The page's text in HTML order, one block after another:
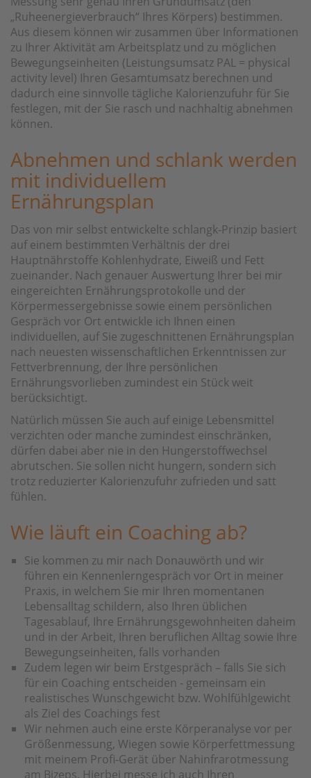
„Ruheenergieverbrauch“ Ihres Körpers) bestimmen.
Aus diesem können wir zusammen über Informationen
zu Ihrer Aktivität am Arbeitsplatz und zu möglichen
Bewegungseinheiten (Leistungsumsatz PAL = physical
activity level) Ihren Gesamtumsatz berechnen und
dadurch eine sinnvolle tägliche Kalorienzufuhr für Sie
festlegen, mit der Sie rasch und nachhaltig abnehmen
können.
Abnehmen und schlank werden
mit individuellem
Ernährungsplan
Das von mir selbst entwickelte schlangk-Prinzip basiert
auf einem bestimmten Verhältnis der drei
Hauptnährstoffe Kohlenhydrate, Eiweiß und Fett
zueinander. Nach genauer Auswertung Ihrer bei mir
eingereichten Ernährungsprotokolle und der
Körpermessergebnisse sowie einem persönlichen
Gespräch vor Ort entwickle ich Ihnen einen
individuellen, auf Sie zugeschnittenen Ernährungsplan
nach neuesten wissenschaftlichen Erkenntnissen zur
Fettverbrennung, der Ihre persönlichen
Ernährungsvorlieben zumindest ein Stück weit
berücksichtigt.
Natürlich müssen Sie auch auf einige Lebensmittel
verzichten oder manche zumindest einschränken,
dürfen dabei aber nie in den Hungerstoffwechsel
abrutschen. Sie sollen nicht hungern, sondern sich
trotz reduzierter Kalorienzufuhr zufrieden und satt
fühlen.
Wie läuft ein Coaching ab?
Sie kommen zu mir nach Donauwörth und wir
führen ein Kennenlerngespräch vor Ort in meiner
Praxis, in welchem Sie mir Ihren momentanen
Lebensalltag schildern, also Ihren üblichen
Tagesablauf, Ihre Ernährungsgewohnheiten daheim
und in der Arbeit, Ihren beruflichen Alltag sowie Ihre
Bewegungseinheiten, falls vorhanden
Zudem legen wir beim Erstgespräch – falls Sie sich
für ein Coaching entscheiden - gemeinsam ein
realistisches Wunschgewicht bzw. Wohlfühlgewicht
als Ziel des Coachings fest
Wir nehmen auch eine erste Körperanalyse vor per
Größenmessung, Wiegen sowie Körperfettmessung
mit meinem Profi-Gerät über Nahinfrarotmessung
am Bizeps. Hierbei messe ich auch Ihren